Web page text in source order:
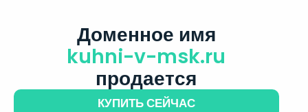
Доменное имя
kuhni-v-msk.ru
продается
КУПИТЬ СЕЙЧАС